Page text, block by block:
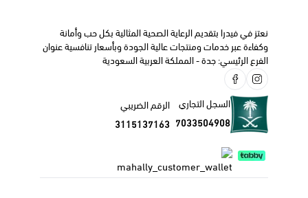
نعتز في فيدرا بتقديم الرعاية الصحية المثالية بكل حب وأمانة
وكفاءة عبر خدمات ومنتجات عالية الجودة وبأسعار تنافسية عنوان
الفرع الرئيسي: جدة - المملكة العربية السعودية
السجل التجاري
7033504908
الرقم الضريبي
3115137163